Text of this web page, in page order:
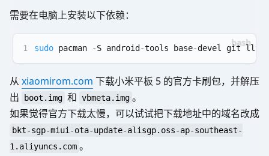
需要在电脑上安装以下依赖：
1 sudo pacman -S android-tools base-devel git
从 xiaomirom.com 下载小米平板 5 的官方卡刷包，并解压
出
boot.img 和 vbmeta.img 。
如果觉得官方下载太慢，可以试试把下载地址中的域名改成
bkt-sgp-miui-ota-update-alisgp.oss-ap-southeast-
1.aliyuncs.com 。